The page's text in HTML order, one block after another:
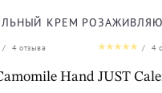
КРЕМ РОМАШКА
/ 4отзыва
Hand Cream
/ 4
JUST